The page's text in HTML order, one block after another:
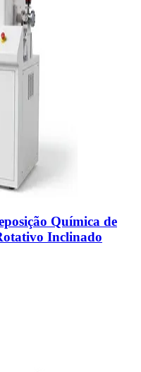
Química de
Inclinado